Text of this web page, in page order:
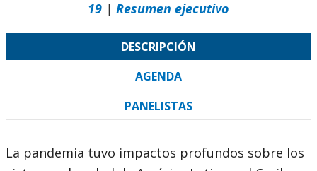
19 | Resumen ejecutivo
DESCRIPCIÓN
AGENDA
PANELISTAS
La pandemia tuvo impactos profundos sobre los